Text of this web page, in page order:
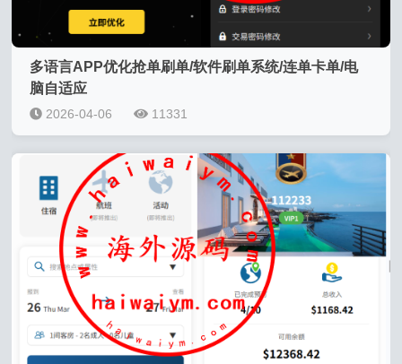
多语言APP优化抢单刷单/软件刷单系统/连单卡单/电
脑自适应
2026-04-06 11331